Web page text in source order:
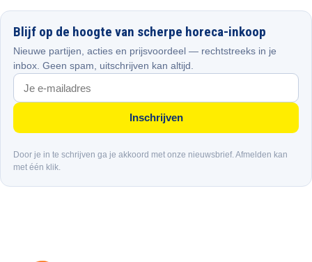
Blijf op de hoogte van scherpe horeca-inkoop
Nieuwe partijen, acties en prijsvoordeel — rechtstreeks in je
inbox. Geen spam, uitschrijven kan altijd.
Inschrijven
Door je in te schrijven ga je akkoord met onze nieuwsbrief. Afmelden kan
met één klik.